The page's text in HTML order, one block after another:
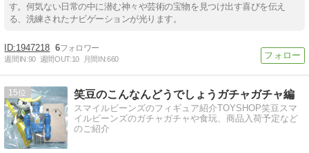
す。何気ない日常の中に潜む神々や芸術の宝物を見つけ出す喜びを伝え
る、洗練されたナビゲーションが光ります。
1947218 6
週間IN:90 週間OUT:10 月間IN:660
15 笑豆のこんなんどうでしょうガチャガチャ編
スマイルビーンズのフィギュア紹介TOYSHOP笑豆スマ
イルビーンズのガチャガチャや食玩、商品入荷予定など
のご紹介